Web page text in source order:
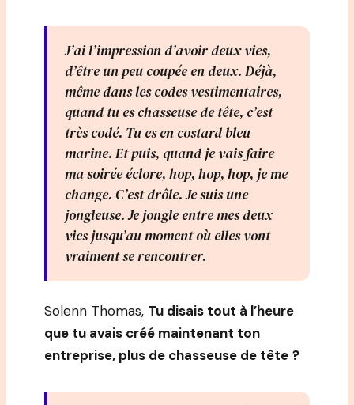
J’ai l’impression d’avoir deux vies,
d’être un peu coupée en deux. Déjà,
même dans les codes vestimentaires,
quand tu es chasseuse de tête, c’est
très codé. Tu es en costard bleu
marine. Et puis, quand je vais faire
ma soirée éclore, hop, hop, hop, je me
change. C’est drôle. Je suis une
jongleuse. Je jongle entre mes deux
vies jusqu’au moment où elles vont
vraiment se rencontrer.
Solenn Thomas, Tu disais tout à l’heure
que tu avais créé maintenant ton
entreprise, plus de chasseuse de tête ?